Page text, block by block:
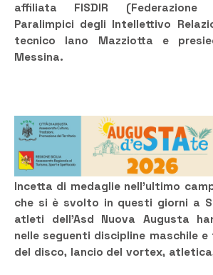
affiliata FISDIR
Paralimpici degli Intellettivo
tecnico Iano Mazziotta e
Messina.
Incetta di medaglie nell’ultimo
che si è svolto in questi giorni a
atleti dell’Asd Nuova Augusta
nelle seguenti discipline maschile
del disco, lancio del vortex,